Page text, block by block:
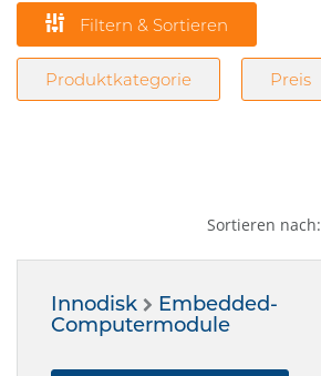
Filtern & Sortieren
Produktkategorie Preis
Sortieren nach:
Innodisk
Embedded-
Computermodule